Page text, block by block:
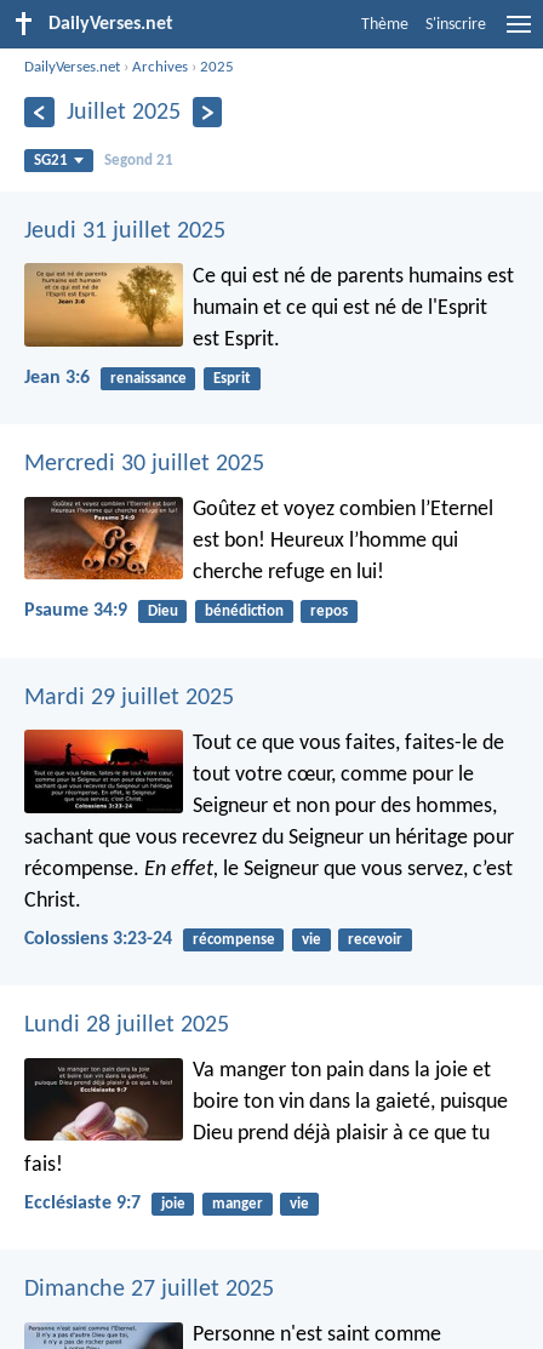
DailyVerses.net Thème S'inscrire
DailyVerses.net ›Archives ›2025
Juillet 2025
SG21 Segond 21
Jeudi 31 juillet 2025
Ce qui est né de parents humains est
humain et ce qui est né de l'Esprit
est Esprit.
Jean 3:6 renaissance Esprit
Mercredi 30 juillet 2025
Goûtez et voyez combien l’Eternel
est bon! Heureux l’homme qui
cherche refuge en lui!
Psaume 34:9 Dieu bénédiction repos
Mardi 29 juillet 2025
Tout ce que vous faites, faites-le de
tout votre cœur, comme pour le
Seigneur et non pour des hommes,
sachant que vous recevrez du Seigneur un héritage pour
récompense. En effet, le Seigneur que vous servez, c’est
Christ.
Colossiens 3:23-24 récompense vie recevoir
Lundi 28 juillet 2025
Va manger ton pain dans la joie et
boire ton vin dans la gaieté, puisque
Dieu prend déjà plaisir à ce que tu
fais!
Ecclésiaste 9:7 joie manger vie
Dimanche 27 juillet 2025
Personne n'est saint comme